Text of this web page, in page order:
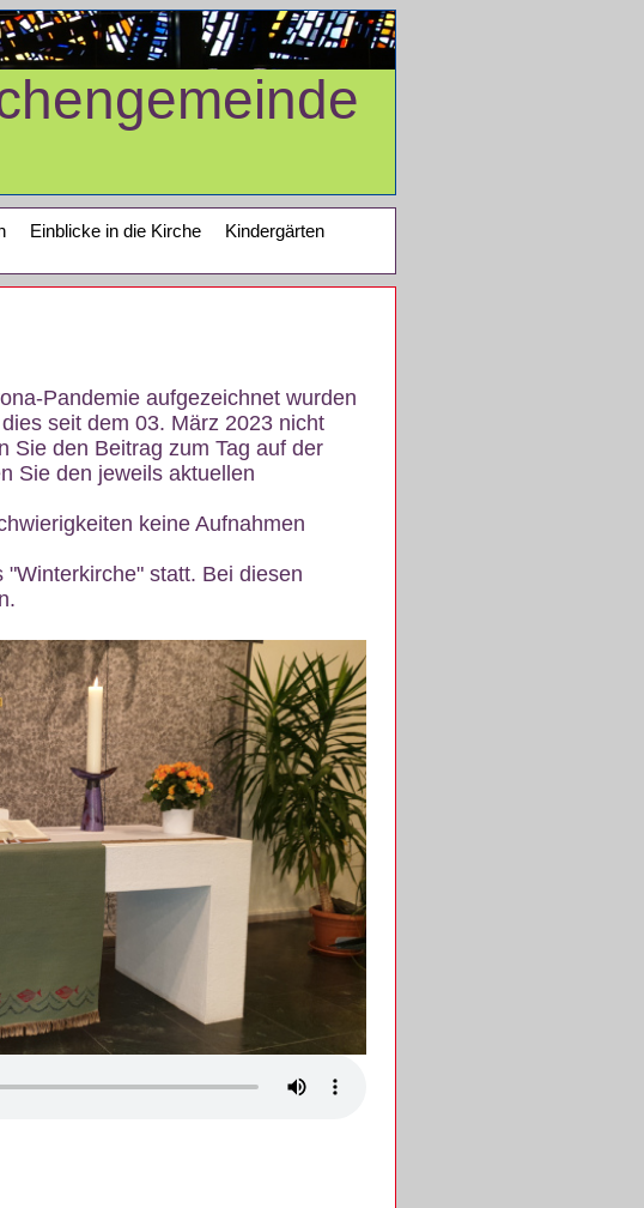
Einblicke in die Kirche
Kindergärten
Pandemie aufgezeichnet wurden
seit dem 03. März 2023 nicht
Sie den Beitrag zum Tag auf der
Sie den jeweils aktuellen
keine Aufnahmen
statt. Bei diesen